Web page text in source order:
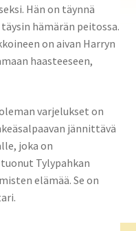
Hän on täynnä
hämärän peitossa.
on aivan Harryn
haasteeseen,
varjelukset on
jännittävä
joka on
Tylypahkan
elämää. Se on